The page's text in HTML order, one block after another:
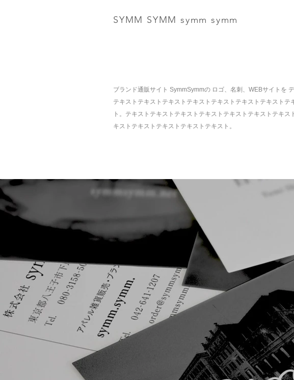
SYMM SYMM symm symm
ブランド通販サイト SymmSymmの ロゴ、名刺、WEBサイトを
テキストテキストテキストテキストテキストテキストテキスト
ト。テキストテキストテキストテキストテキストテキストテキ
キストテキストテキストテキストテキスト。